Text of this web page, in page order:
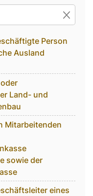
Person
Ausland
Land- und
Mitarbeitenden
sowie der
eines